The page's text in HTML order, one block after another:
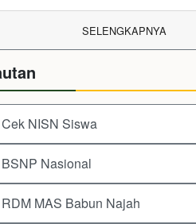
SELENGKAPNYA
Cek NISN Siswa
BSNP Nasional
RDM MAS Babun Najah